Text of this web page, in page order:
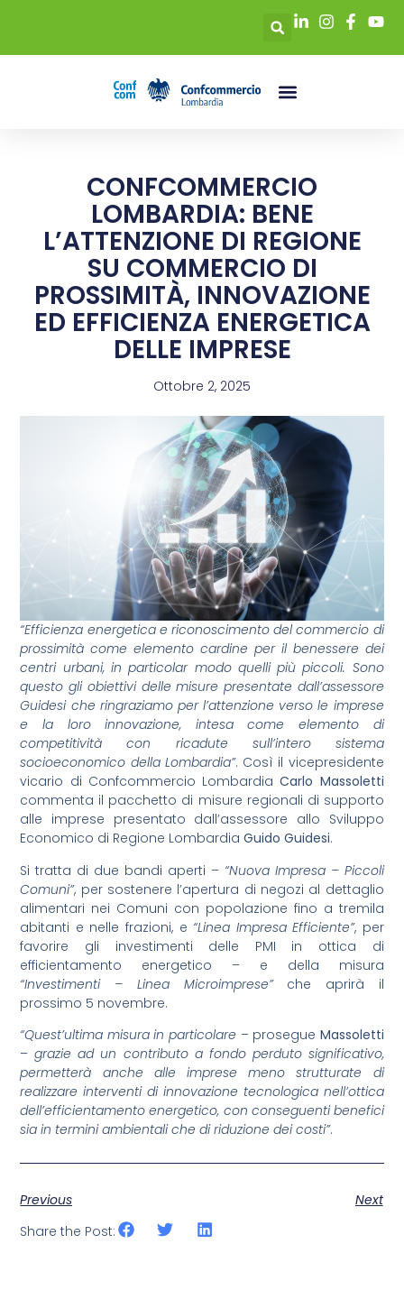
CONFCOMMERCIO
LOMBARDIA: BENE
L’ATTENZIONE DI REGIONE
SU COMMERCIO DI
PROSSIMITÀ, INNOVAZIONE
ED EFFICIENZA ENERGETICA
DELLE IMPRESE
Ottobre 2, 2025
“Efficienza energetica e riconoscimento del commercio di
prossimità come elemento cardine per il benessere dei
centri urbani, in particolar modo quelli più piccoli. Sono
questo gli obiettivi delle misure presentate dall’assessore
Guidesi che ringraziamo per l’attenzione verso le imprese
e la loro innovazione, intesa come elemento di
competitività con ricadute sull’intero sistema
socioeconomico della Lombardia”. Così il vicepresidente
vicario di Confcommercio LombardiaCarlo Massoletti
commenta il pacchetto di misure regionali di supporto
alle imprese presentato dall’assessore allo Sviluppo
Economico di Regione LombardiaGuido Guidesi.
Si tratta di due bandi aperti – “Nuova Impresa – Piccoli
Comuni”, per sostenere l’apertura di negozi al dettaglio
alimentari nei Comuni con popolazione fino a tremila
abitanti e nelle frazioni, e “Linea Impresa Efficiente”, per
favorire gli investimenti delle PMI in ottica di
efficientamento energetico – e della misura
“Investimenti – Linea Microimprese”che aprirà il
prossimo 5 novembre.
“Quest’ultima misura in particolare – prosegue Massoletti
– grazie ad un contributo a fondo perduto significativo,
permetterà anche alle imprese meno strutturate di
realizzare interventi di innovazione tecnologica nell’ottica
dell’efficientamento energetico, con conseguenti benefici
sia in termini ambientali che di riduzione dei costi”.
Previous
Next
Share the Post: